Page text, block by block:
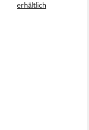
erhältlich